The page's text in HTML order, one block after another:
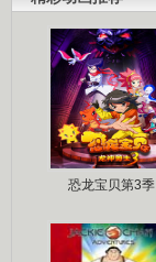
恐龙宝贝第3季